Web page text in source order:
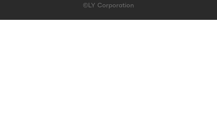
©LY Corporation
このコンテンツは掲載が終了しました | LINE占い